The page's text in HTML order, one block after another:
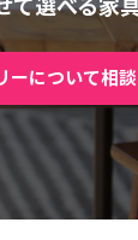
ーについて相